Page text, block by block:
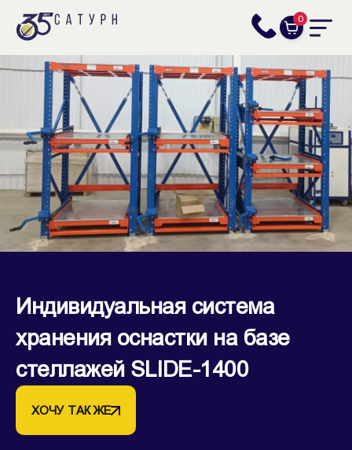
0
Индивидуальная система
хранения оснастки на базе
стеллажей SLIDE-1400
ХОЧУ ТАК ЖЕ